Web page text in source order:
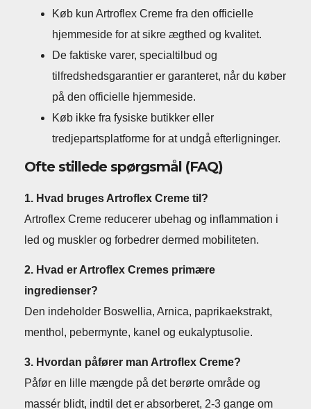
Køb kun Artroflex Creme fra den officielle
hjemmeside for at sikre ægthed og kvalitet.
De faktiske varer, specialtilbud og
tilfredshedsgarantier er garanteret, når du køber
på den officielle hjemmeside.
Køb ikke fra fysiske butikker eller
tredjepartsplatforme for at undgå efterligninger.
Ofte stillede spørgsmål (FAQ)
1. Hvad bruges Artroflex Creme til?
Artroflex Creme reducerer ubehag og inflammation i
led og muskler og forbedrer dermed mobiliteten.
2. Hvad er Artroflex Cremes primære
ingredienser?
Den indeholder Boswellia, Arnica, paprikaekstrakt,
menthol, pebermynte, kanel og eukalyptusolie.
3. Hvordan påfører man Artroflex Creme?
Påfør en lille mængde på det berørte område og
massér blidt, indtil det er absorberet, 2-3 gange om